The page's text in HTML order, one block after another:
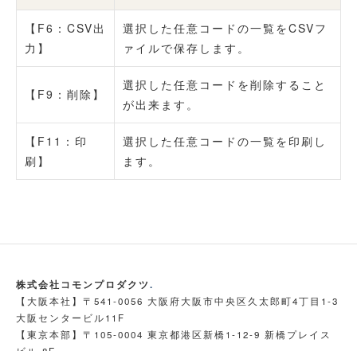
【F6：CSV出
力】
選択した任意コードの一覧をCSVフ
ァイルで保存します。
【F9：削除】
選択した任意コードを削除すること
が出来ます。
【F11：印
刷】
選択した任意コードの一覧を印刷し
ます。
株式会社コモンプロダクツ.
【大阪本社】〒541-0056 大阪府大阪市中央区久太郎町4丁目1-3
大阪センタービル11F
【東京本部】〒105-0004 東京都港区新橋1-12-9 新橋プレイス